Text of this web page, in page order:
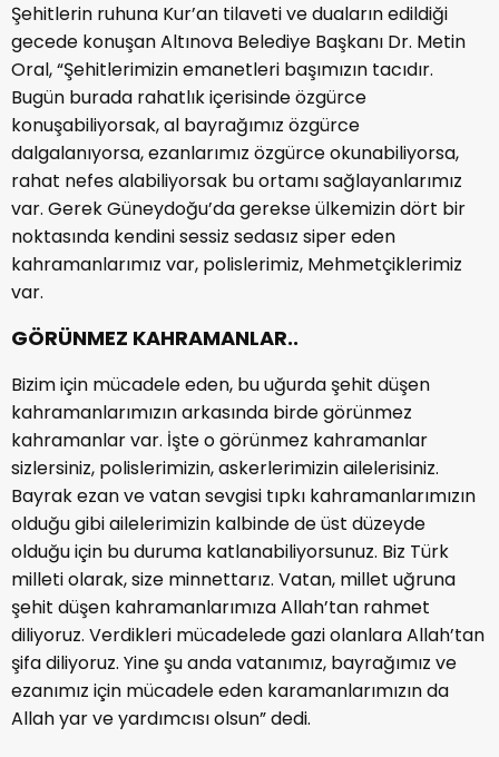
Şehitlerin ruhuna Kur’an tilaveti ve duaların edildiği
gecede konuşan Altınova Belediye Başkanı Dr. Metin
Oral, “Şehitlerimizin emanetleri başımızın tacıdır.
Bugün burada rahatlık içerisinde özgürce
konuşabiliyorsak, al bayrağımız özgürce
dalgalanıyorsa, ezanlarımız özgürce okunabiliyorsa,
rahat nefes alabiliyorsak bu ortamı sağlayanlarımız
var. Gerek Güneydoğu’da gerekse ülkemizin dört bir
noktasında kendini sessiz sedasız siper eden
kahramanlarımız var, polislerimiz, Mehmetçiklerimiz
var.
GÖRÜNMEZ KAHRAMANLAR..
Bizim için mücadele eden, bu uğurda şehit düşen
kahramanlarımızın arkasında birde görünmez
kahramanlar var. İşte o görünmez kahramanlar
sizlersiniz, polislerimizin, askerlerimizin ailelerisiniz.
Bayrak ezan ve vatan sevgisi tıpkı kahramanlarımızın
olduğu gibi ailelerimizin kalbinde de üst düzeyde
olduğu için bu duruma katlanabiliyorsunuz. Biz Türk
milleti olarak, size minnettarız. Vatan, millet uğruna
şehit düşen kahramanlarımıza Allah’tan rahmet
diliyoruz. Verdikleri mücadelede gazi olanlara Allah’tan
şifa diliyoruz. Yine şu anda vatanımız, bayrağımız ve
ezanımız için mücadele eden karamanlarımızın da
Allah yar ve yardımcısı olsun” dedi.